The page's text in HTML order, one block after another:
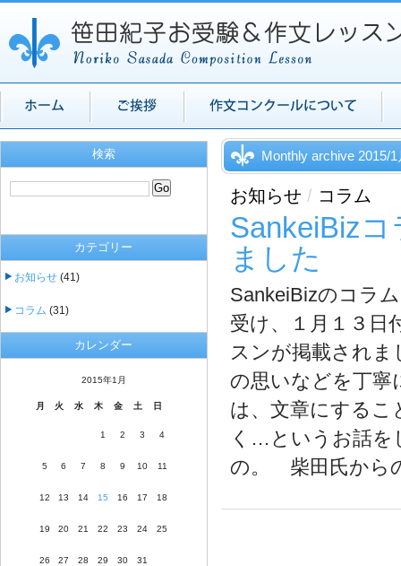
Monthly archive 2015/1
お知らせ / コラム
SankeiBiz
ました
SankeiBizのコラ
受け、１月１３日
スンが掲載され
の思いなどを丁寧
は、文章にするこ
く…というお話を
の。 柴田氏から
検索
カテゴリー
お知らせ (41)
コラム (31)
カレンダー
2015年1月
月 火 水 木 金 土 日
1 2 3 4
5 6 7 8 9 10 11
12 13 14 15 16 17 18
19 20 21 22 23 24 25
26 27 28 29 30 31